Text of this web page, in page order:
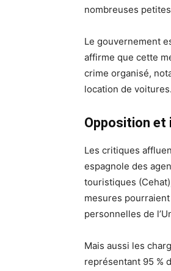
nombreuses
Le gouvernement
affirme que cette
crime organisé,
location de voitures.
Opposition et
Les critiques
espagnole des
touristiques
mesures
personnelles de
Mais aussi les
représentant 95 %